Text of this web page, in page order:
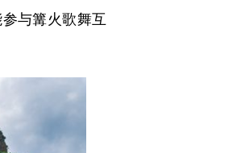
与篝火歌舞互